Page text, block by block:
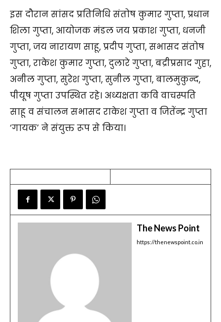
इस दौरान सांसद प्रतिनिधि संतोष कुमार गुप्ता, प्रधान
शिला गुप्ता, आयोजक मंडल जय प्रकाश गुप्ता, धनजी
गुप्ता, जय नारायण साहू, प्रदीप गुप्ता, सभासद संतोष
गुप्ता, राकेश कुमार गुप्ता, दुलारे गुप्ता, बद्रीप्रसाद गुहा,
अनील गुप्ता, सुरेश गुप्ता, सुनील गुप्ता, बालमुकुन्द,
पीयूष गुप्ता उपस्थित रहे। अध्यक्षता कवि वाचस्पति
साहू व संचालन सभासद राकेश गुप्ता व जितेंन्द्र गुप्ता
‘गायक’ ने संयुक्त रूप से किया।
The News Point
https://thenewspoint.co.in